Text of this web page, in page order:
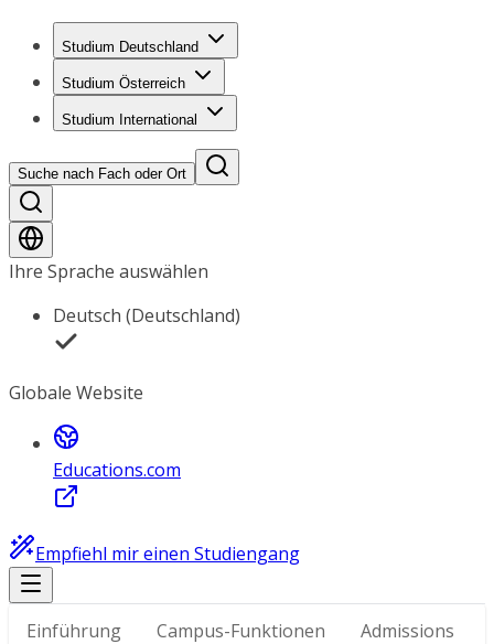
Studium Deutschland
Studium Österreich
Studium International
Suche nach Fach oder Ort
Ihre Sprache auswählen
Deutsch (Deutschland)
Globale Website
Educations.com
Empfiehl mir einen Studiengang
Einführung Campus-Funktionen Admissions